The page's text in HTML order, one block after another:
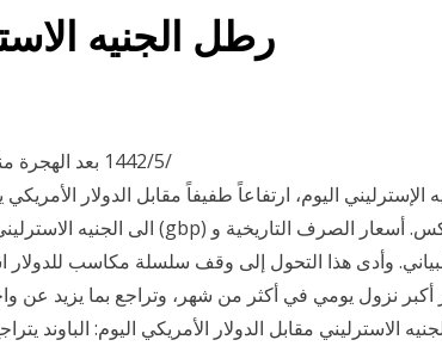
رطل الجنيه
27‏‏/5‏‏/1442 بعد الهجرة منذ 15 ساعة 6‏‏/5‏‏/1442 بعد الهجرة
وأدى هذا التحول إلى وقف سلسلة مكاسب للدولار
نزول يومي في أكثر من شهر، وتراجع بما يزيد عن